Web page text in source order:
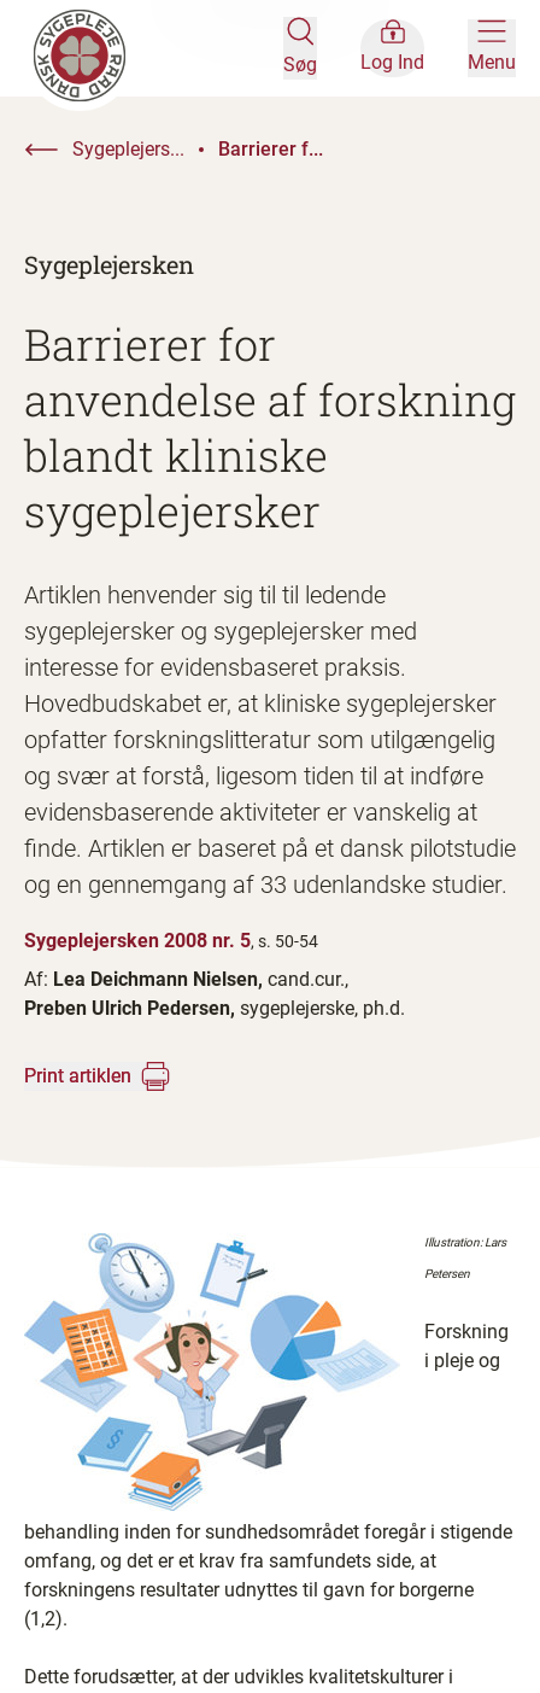
Søg Log Ind Menu
Sygeplejers... Barrierer f...
Sygeplejersken
Barrierer for
anvendelse af forskning
blandt kliniske
sygeplejersker
Artiklen henvender sig til til ledende
sygeplejersker og sygeplejersker med
interesse for evidensbaseret praksis.
Hovedbudskabet er, at kliniske sygeplejersker
opfatter forskningslitteratur som utilgængelig
og svær at forstå, ligesom tiden til at indføre
evidensbaserende aktiviteter er vanskelig at
finde. Artiklen er baseret på et dansk pilotstudie
og en gennemgang af 33 udenlandske studier.
Sygeplejersken 2008 nr. 5, s. 50-54
Af: Lea Deichmann Nielsen, cand.cur.,
Preben Ulrich Pedersen, sygeplejerske, ph.d.
Print artiklen
Illustration: Lars
Petersen
Forskning
i pleje og
behandling inden for sundhedsområdet foregår i stigende
omfang, og det er et krav fra samfundets side, at
forskningens resultater udnyttes til gavn for borgerne
(1,2).
Dette forudsætter, at der udvikles kvalitetskulturer i